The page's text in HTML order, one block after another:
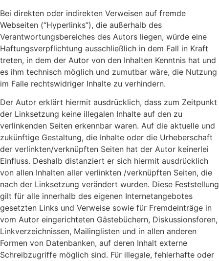
Bei direkten oder indirekten Verweisen auf fremde
Webseiten (“Hyperlinks”), die außerhalb des
Verantwortungsbereiches des Autors liegen, würde eine
Haftungsverpflichtung ausschließlich in dem Fall in Kraft
treten, in dem der Autor von den Inhalten Kenntnis hat und
es ihm technisch möglich und zumutbar wäre, die Nutzung
im Falle rechtswidriger Inhalte zu verhindern.
Der Autor erklärt hiermit ausdrücklich, dass zum Zeitpunkt
der Linksetzung keine illegalen Inhalte auf den zu
verlinkenden Seiten erkennbar waren. Auf die aktuelle und
zukünftige Gestaltung, die Inhalte oder die Urheberschaft
der verlinkten/verknüpften Seiten hat der Autor keinerlei
Einfluss. Deshalb distanziert er sich hiermit ausdrücklich
von allen Inhalten aller verlinkten /verknüpften Seiten, die
nach der Linksetzung verändert wurden. Diese Feststellung
gilt für alle innerhalb des eigenen Internetangebotes
gesetzten Links und Verweise sowie für Fremdeinträge in
vom Autor eingerichteten Gästebüchern, Diskussionsforen,
Linkverzeichnissen, Mailinglisten und in allen anderen
Formen von Datenbanken, auf deren Inhalt externe
Schreibzugriffe möglich sind. Für illegale, fehlerhafte oder